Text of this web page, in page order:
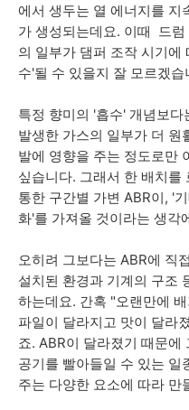
에서 생두는 열 에너지를 지
가 생성되는데요. 이때 드
의 일부가 댐퍼 조작 시기에
수'될 수 있을지 잘 모르겠습
특정 향미의 '흡수' 개념보
발생한 가스의 일부가 더 원
발에 영향을 주는 정도로만
싶습니다. 그래서 한 배치를
통한 구간별 가변 ABR이, '
화'를 가져올 것이라는 생각
오히려 그보다는 ABR에 직
설치된 환경과 기계의 구조
하는데요. 간혹 "오랜만에
파일이 달라지고 맛이 달라
죠. ABR이 달라졌기 때문에
공기를 빨아들일 수 있는 일
주는 다양한 요소에 따라 만